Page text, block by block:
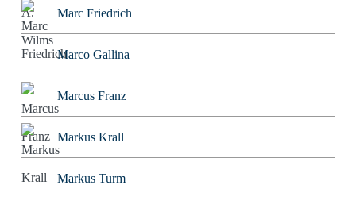
Marc Friedrich
Marco Gallina
Marcus Franz
Markus Krall
Markus Turm